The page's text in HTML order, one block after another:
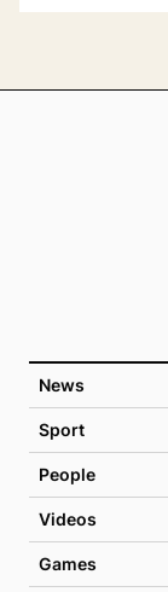
News
Sport
People
Videos
Games